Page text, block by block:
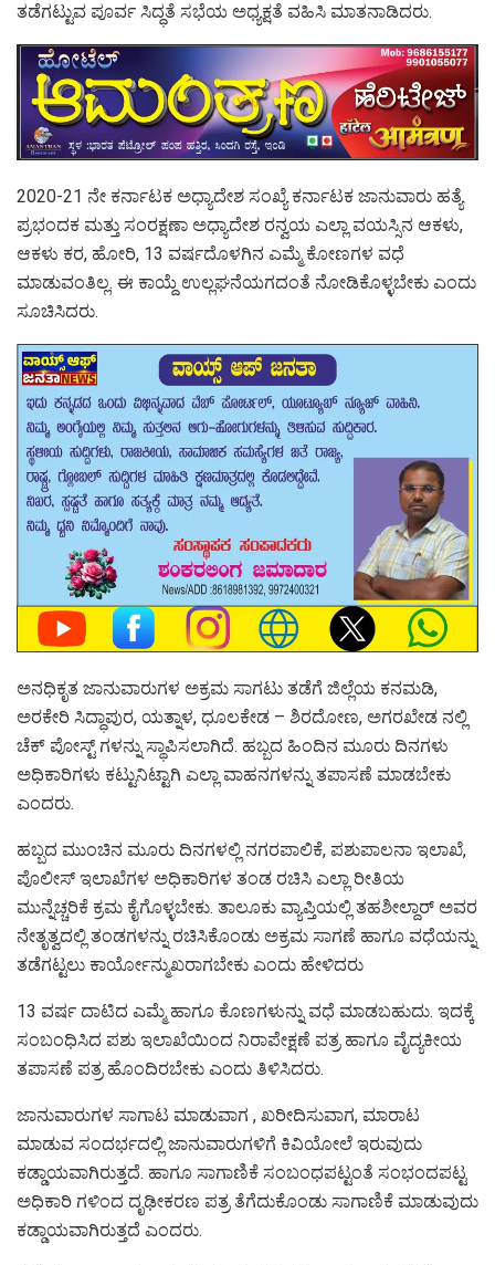
ತಡೆಗಟ್ಟುವ ಪೂರ್ವ ಸಿದ್ಧತೆ ಸಭೆಯ ಅಧ್ಯಕ್ಷತೆ ವಹಿಸಿ ಮಾತನಾಡಿದರು.
2020-21 ನೇ ಕರ್ನಾಟಕ ಅಧ್ಯಾದೇಶ ಸಂಖ್ಯೆ ಕರ್ನಾಟಕ ಜಾನುವಾರು ಹತ್ಯೆ
ಪ್ರಭಂದಕ ಮತ್ತು ಸಂರಕ್ಷಣಾ ಅಧ್ಯಾದೇಶ ರನ್ವಯ ಎಲ್ಲಾ ವಯಸ್ಸಿನ ಆಕಳು,
ಆಕಳು ಕರ, ಹೋರಿ, 13 ವರ್ಷದೊಳಗಿನ ಎಮ್ಮೆ ಕೋಣಗಳ ವಧೆ
ಮಾಡುವಂತಿಲ್ಲ. ಈ ಕಾಯ್ದೆ ಉಲ್ಲಘನೆಯಗದಂತೆ ನೋಡಿಕೊಳ್ಳಬೇಕು ಎಂದು
ಸೂಚಿಸಿದರು.
ಅನಧಿಕೃತ ಜಾನುವಾರುಗಳ ಅಕ್ರಮ ಸಾಗಟು ತಡೆಗೆ ಜಿಲ್ಲೆಯ ಕನಮಡಿ,
ಅರಕೇರಿ ಸಿದ್ಧಾಪುರ, ಯತ್ನಾಳ, ಧೂಲಕೇಡ – ಶಿರದೋಣ, ಅಗರಖೇಡ ನಲ್ಲಿ
ಚೆಕ್ ಪೋಸ್ಟ್ ಗಳನ್ನು ಸ್ಥಾಪಿಸಲಾಗಿದೆ. ಹಬ್ಬದ ಹಿಂದಿನ ಮೂರು ದಿನಗಳು
ಅಧಿಕಾರಿಗಳು ಕಟ್ಟುನಿಟ್ಟಾಗಿ ಎಲ್ಲಾ ವಾಹನಗಳನ್ನು ತಪಾಸಣೆ ಮಾಡಬೇಕು
ಎಂದರು.
ಹಬ್ಬದ ಮುಂಚಿನ ಮೂರು ದಿನಗಳಲ್ಲಿ ನಗರಪಾಲಿಕೆ, ಪಶುಪಾಲನಾ ಇಲಾಖೆ,
ಪೊಲೀಸ್ ಇಲಾಖೆಗಳ ಅಧಿಕಾರಿಗಳ ತಂಡ ರಚಿಸಿ ಎಲ್ಲಾ ರೀತಿಯ
ಮುನ್ನೆಚ್ಚರಿಕೆ ಕ್ರಮ ಕೈಗೊಳ್ಳಬೇಕು. ತಾಲೂಕು ವ್ಯಾಪ್ತಿಯಲ್ಲಿ ತಹಶೀಲ್ದಾರ್ ಅವರ
ನೇತೃತ್ವದಲ್ಲಿ ತಂಡಗಳನ್ನು ರಚಿಸಿಕೊಂಡು ಅಕ್ರಮ ಸಾಗಣೆ ಹಾಗೂ ವಧೆಯನ್ನು
ತಡೆಗಟ್ಟಲು ಕಾರ್ಯೋನ್ಮುಖರಾಗಬೇಕು ಎಂದು ಹೇಳಿದರು
13 ವರ್ಷ ದಾಟಿದ ಎಮ್ಮೆ ಹಾಗೂ ಕೊಣಗಳುನ್ನು ವಧೆ ಮಾಡಬಹುದು. ಇದಕ್ಕೆ
ಸಂಬಂಧಿಸಿದ ಪಶು ಇಲಾಖೆಯಿಂದ ನಿರಾಪೇಕ್ಷಣೆ ಪತ್ರ ಹಾಗೂ ವೈದ್ಯಕೀಯ
ತಪಾಸಣೆ ಪತ್ರ ಹೊಂದಿರಬೇಕು ಎಂದು ತಿಳಿಸಿದರು.
ಜಾನುವಾರುಗಳ ಸಾಗಾಟ ಮಾಡುವಾಗ , ಖರೀದಿಸುವಾಗ, ಮಾರಾಟ
ಮಾಡುವ ಸಂದರ್ಭದಲ್ಲಿ ಜಾನುವಾರುಗಳಿಗೆ ಕಿವಿಯೋಲೆ ಇರುವುದು
ಕಡ್ಡಾಯವಾಗಿರುತ್ತದೆ. ಹಾಗೂ ಸಾಗಾಣಿಕೆ ಸಂಬಂಧಪಟ್ಟಂತೆ ಸಂಭಂದಪಟ್ಟ
ಅಧಿಕಾರಿ ಗಳಿಂದ ದೃಢೀಕರಣ ಪತ್ರ ತೆಗೆದುಕೊಂಡು ಸಾಗಾಣಿಕೆ ಮಾಡುವುದು
ಕಡ್ಡಾಯವಾಗಿರುತ್ತದೆ ಎಂದರು.